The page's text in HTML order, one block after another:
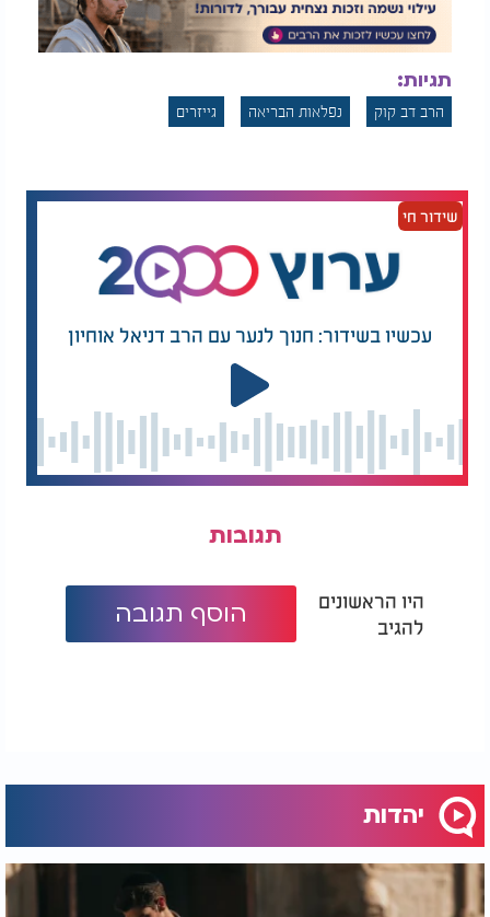
תגיות:
הרב דב קוק נפלאות הבריאה גייזרים
שידור חי
עכשיו בשידור: חנוך לנער עם הרב דניאל אוחיון
תגובות
היו הראשונים
להגיב
הוסף תגובה
יהדות